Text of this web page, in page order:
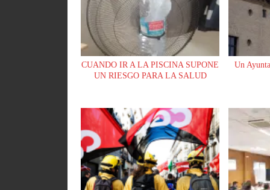
CUANDO IR A LA PISCINA SUPONE
UN RIESGO PARA LA SALUD
Un